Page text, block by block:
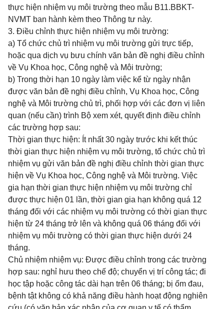
thực hiện nhiệm vụ môi trường theo mẫu B11.BBKT-
NVMT ban hành kèm theo Thông tư này.
3. Điều chỉnh thực hiện nhiệm vụ môi trường:
a) Tổ chức chủ trì nhiệm vụ môi trường gửi trực tiếp,
hoặc qua dịch vụ bưu chính văn bản đề nghị điều chỉnh
về Vụ Khoa học, Công nghệ và Môi trường;
b) Trong thời hạn 10 ngày làm việc kể từ ngày nhận
được văn bản đề nghị điều chỉnh, Vụ Khoa học, Công
nghệ và Môi trường chủ trì, phối hợp với các đơn vị liên
quan (nếu cần) trình Bộ xem xét, quyết định điều chỉnh
các trường hợp sau:
Thời gian thực hiện: Ít nhất 30 ngày trước khi kết thúc
thời gian thực hiện nhiệm vụ môi trường, tổ chức chủ trì
nhiệm vụ gửi văn bản đề nghị điều chỉnh thời gian thực
hiện về Vụ Khoa học, Công nghệ và Môi trường. Việc
gia hạn thời gian thực hiện nhiệm vụ môi trường chỉ
được thực hiện 01 lần, thời gian gia hạn không quá 12
tháng đối với các nhiệm vụ môi trường có thời gian thực
hiện từ 24 tháng trở lên và không quá 06 tháng đối với
nhiệm vụ môi trường có thời gian thực hiện dưới 24
tháng.
Chủ nhiệm nhiệm vụ: Được điều chỉnh trong các trường
hợp sau: nghỉ hưu theo chế độ; chuyển vị trí công tác; đi
học tập hoặc công tác dài hạn trên 06 tháng; bị ốm đau,
bệnh tật không có khả năng điều hành hoạt động nghiên